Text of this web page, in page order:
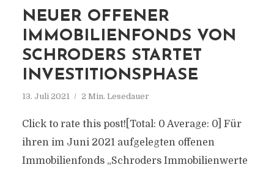
NEUER OFFENER
IMMOBILIENFONDS VON
SCHRODERS STARTET
INVESTITIONSPHASE
13. Juli 2021 2 Min. Lesedauer
Click to rate this post![Total: 0 Average: 0] Für
ihren im Juni 2021 aufgelegten offenen
Immobilienfonds „Schroders Immobilienwerte